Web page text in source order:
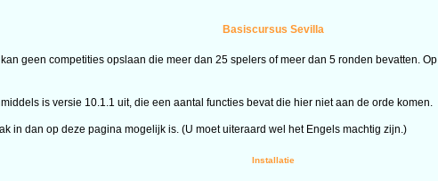
Basiscursus Sevilla
geen competities opslaan die meer dan 25 spelers of meer dan 5 ronden bevatten. Op
is versie 10.1.1 uit, die een aantal functies bevat die hier niet aan de orde komen.
in dan op deze pagina mogelijk is. (U moet uiteraard wel het Engels machtig zijn.)
Installatie